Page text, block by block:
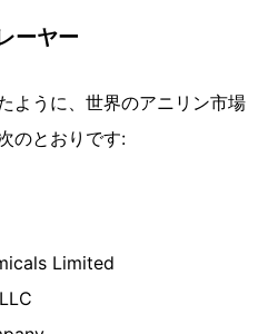
ーヤー
ように、世界のアニリン市場
のとおりです:
Limited